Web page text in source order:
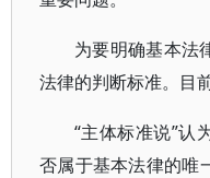
为要明确基本法
法律的判断标准。目
“主体标准说”认
否属于基本法律的唯